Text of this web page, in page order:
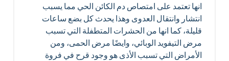
انها تعتمد على امتصاص دم الكائن الحي مما يسبب
انتشار وانتقال العدوى وهذا يحدث كل بضع ساعات
قليلة، كما انها من الحشرات المتطفلة التي تسبب
مرض التيفويد الوبائي، وايضًا مرض الحمى، ومن
الأمراض التي تسبب الأذى هو وجود قرح في فروة